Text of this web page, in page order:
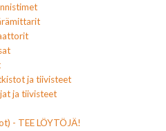
ja tiivisteet
ja tiivisteet
- TEE LÖYTÖJÄ!